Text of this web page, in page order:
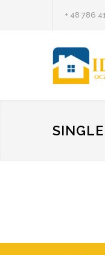
+ 48 786